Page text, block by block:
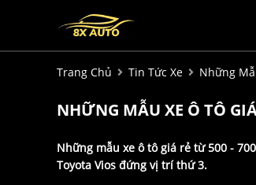
Trang Chủ Tin Tức Xe Những
NHỮNG MẪU XE Ô TÔ
Những mẫu xe ô tô giá rẻ từ 500 -
Toyota Vios đứng vị trí thứ 3.